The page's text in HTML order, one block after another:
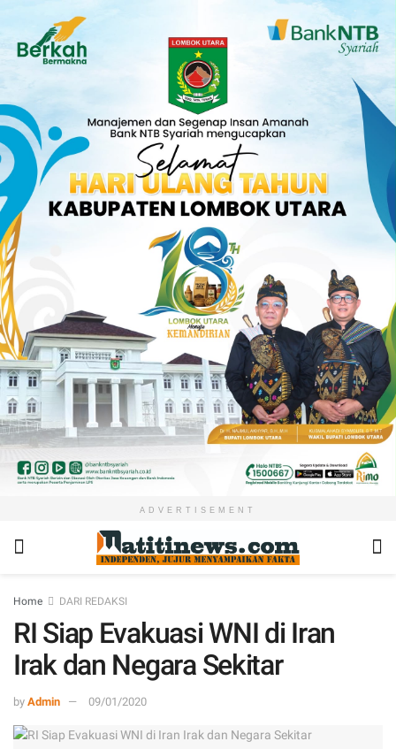
ADVERTISEMENT
Home DARI REDAKSI
RI Siap Evakuasi WNI di Iran
Irak dan Negara Sekitar
by Admin 09/01/2020